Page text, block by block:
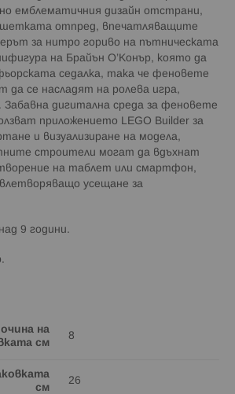
емблематичния дизайн отстрани,
отпред, впечатляващите
за нитро гориво на пътническата
на Брайън О’Конър, която да
седалка, така че феновете
да се насладят на ролева игра,
Забавна дигитална среда за феновете
приложението LEGO Builder за
и визуализиране на модела,
строители могат да вдъхнат
на таблет или смартфон,
усещане за
9 години.
на
см
8
см
26